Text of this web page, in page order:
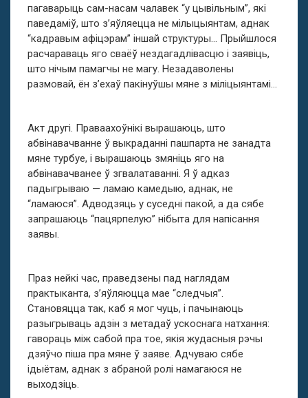
пагаварыць сам-насам чалавек “у цывільным”, які
паведаміў, што з’яўляецца не мілыцыянтам, аднак
“кадравым афіцэрам” іншай структуры… Прыйшлося
расчараваць яго сваёў нездагадлівасцю і заявіць,
што нічым памагчы не магу. Незадаволены
размовай, ён з’ехаў пакінуўшы мяне з міліцыянтамі…
Акт другі. Праваахоўнікі вырашаюць, што
абвінавачванне ў выкраданні пашпарта не занадта
мяне турбуе, і вырашаюць змяніць яго на
абвінавачванее ў згвалатаванні. Я ў адказ
падыгрываю — ламаю камедыю, аднак, не
“ламаюся”. Адводзяць у суседні пакой, а да сябе
запрашаюць “пацярпелую” нібыта для напісання
заявы.
Праз нейкі час, праведзены пад наглядам
практыканта, з’яўляюцца мае “следчыя”.
Становяцца так, каб я мог чуць, і пачынаюць
разыгрываць адзін з метадаў ускоснага натхання:
гавораць між сабой пра тое, якія жудасныя рэчы
дзяўчо піша пра мяне ў заяве. Адчуваю сябе
ідыётам, аднак з абраной ролі намагаюся не
выходзіць.